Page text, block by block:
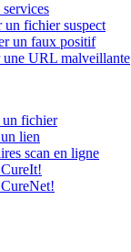
services
un fichier suspect
un faux positif
une URL malveillante
un fichier
lien
scan en ligne